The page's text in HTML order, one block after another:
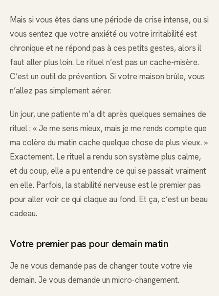
Mais si vous êtes dans une période de crise intense, ou si
vous sentez que votre anxiété ou votre irritabilité est
chronique et ne répond pas à ces petits gestes, alors il
faut aller plus loin. Le rituel n’est pas un cache-misère.
C’est un outil de prévention. Si votre maison brûle, vous
n’allez pas simplement aérer.
Un jour, une patiente m’a dit après quelques semaines de
rituel : « Je me sens mieux, mais je me rends compte que
ma colère du matin cache quelque chose de plus vieux. »
Exactement. Le rituel a rendu son système plus calme,
et du coup, elle a pu entendre ce qui se passait vraiment
en elle. Parfois, la stabilité nerveuse est le premier pas
pour aller voir ce qui claque au fond. Et ça, c’est un beau
cadeau.
Votre premier pas pour demain matin
Je ne vous demande pas de changer toute votre vie
demain. Je vous demande un micro-changement.